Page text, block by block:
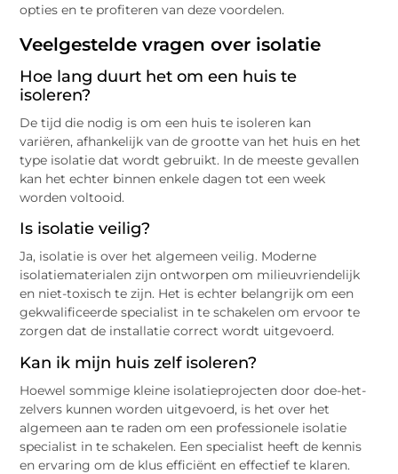
opties en te profiteren van deze voordelen.
Veelgestelde vragen over isolatie
Hoe lang duurt het om een huis te
isoleren?
De tijd die nodig is om een huis te isoleren kan
variëren, afhankelijk van de grootte van het huis en het
type isolatie dat wordt gebruikt. In de meeste gevallen
kan het echter binnen enkele dagen tot een week
worden voltooid.
Is isolatie veilig?
Ja, isolatie is over het algemeen veilig. Moderne
isolatiematerialen zijn ontworpen om milieuvriendelijk
en niet-toxisch te zijn. Het is echter belangrijk om een
gekwalificeerde specialist in te schakelen om ervoor te
zorgen dat de installatie correct wordt uitgevoerd.
Kan ik mijn huis zelf isoleren?
Hoewel sommige kleine isolatieprojecten door doe-het-
zelvers kunnen worden uitgevoerd, is het over het
algemeen aan te raden om een professionele isolatie
specialist in te schakelen. Een specialist heeft de kennis
en ervaring om de klus efficiënt en effectief te klaren.